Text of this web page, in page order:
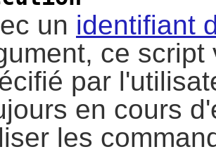
un identifiant
ce
par
en cours
les